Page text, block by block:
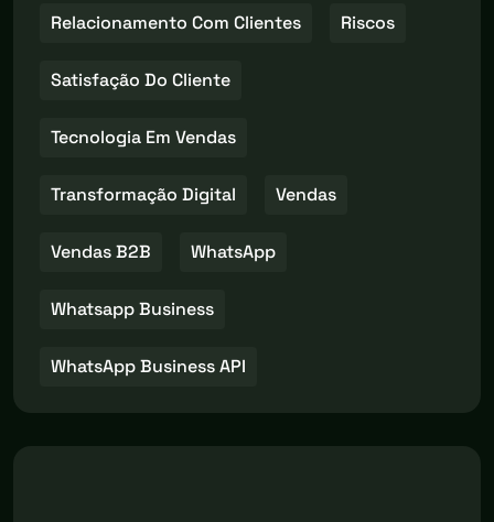
Relacionamento Com Clientes Riscos
Satisfação Do Cliente
Tecnologia Em Vendas
Transformação Digital Vendas
Vendas B2B WhatsApp
Whatsapp Business
WhatsApp Business API